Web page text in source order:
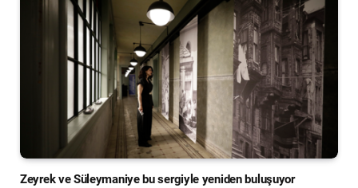
Zeyrek ve Süleymaniye bu sergiyle yeniden buluşuyor